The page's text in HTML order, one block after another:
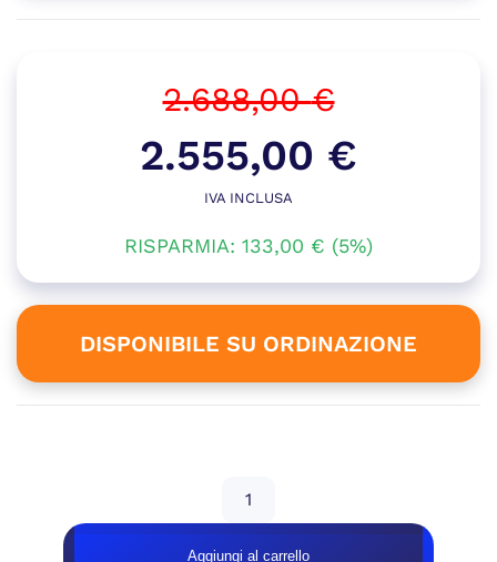
2.688,00€
Il
prezzo
originale
2.555,00 €
Il
prezzo
attuale
è:
2.555,00 €.
IVA INCLUSA
RISPARMIA: 133,00 € (5%)
DISPONIBILE SU ORDINAZIONE
Aggiungi al carrello